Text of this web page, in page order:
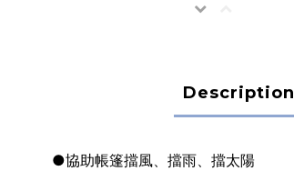
Description
●協助帳篷擋風、擋雨、擋太陽